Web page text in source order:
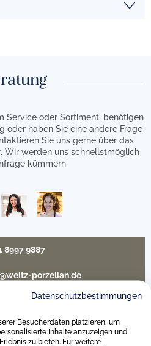
Service oder Sortiment, benötigen
oder haben Sie eine andere Frage
Sie uns gerne über das
Wir werden uns schnellstmöglich
kümmern.
8997 9887
porzellan.de
Häuser
Datenschutzbestimmungen
Besucherdaten platzieren, um
Inhalte anzuzeigen und
zu bieten. Für weitere